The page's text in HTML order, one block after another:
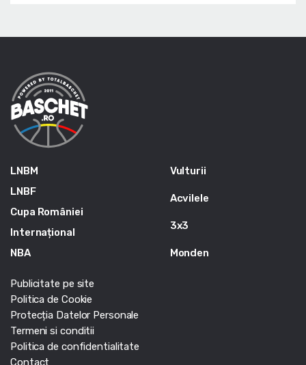
LNBM
LNBF
Cupa României
Internațional
NBA
Vulturii
Acvilele
3x3
Monden
Publicitate pe site
Politica de Cookie
Protecția Datelor Personale
Termeni si conditii
Politica de confidentialitate
Contact